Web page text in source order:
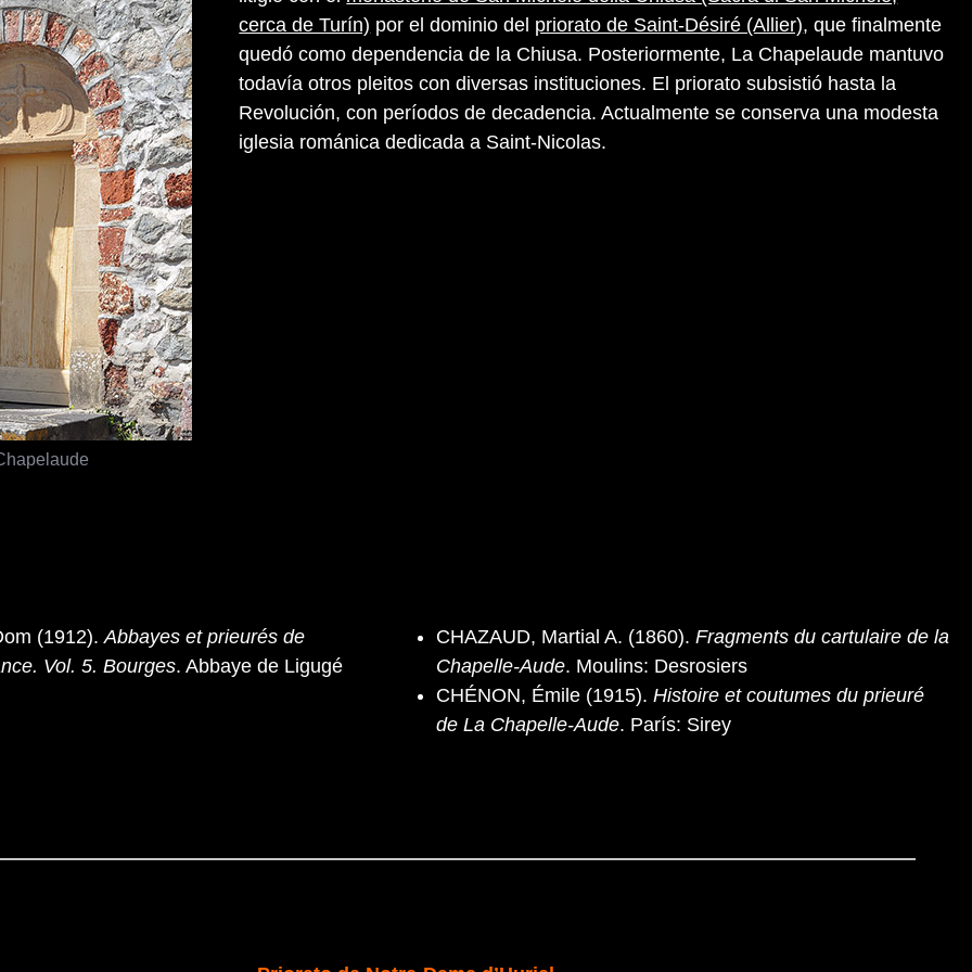
cerca de Turín) por el dominio del priorato de Saint-Désiré (Allier), que finalmente
quedó como dependencia de la Chiusa. Posteriormente, La Chapelaude mantuvo
todavía otros pleitos con diversas instituciones. El priorato subsistió hasta la
Revolución, con períodos de decadencia. Actualmente se conserva una modesta
iglesia románica dedicada a Saint-Nicolas.
(1912).Abbayes et prieurés de
Vol. 5. Bourges. Abbaye de Ligugé
CHAZAUD, Martial A. (1860). Fragments du cartulaire de la
Chapelle-Aude. Moulins: Desrosiers
CHÉNON, Émile (1915). Histoire et coutumes du prieuré
de La Chapelle-Aude. París: Sirey